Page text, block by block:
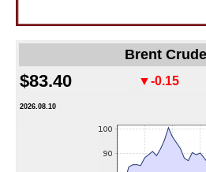
Brent
$83.40 ▼-0.15
2026.08.10